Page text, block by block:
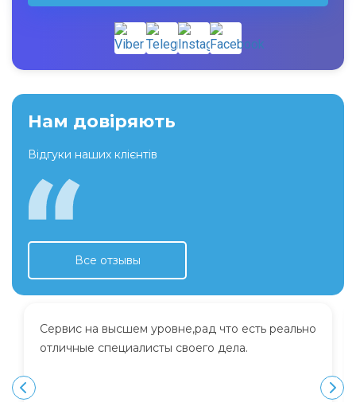
Нам довіряють
Відгуки наших клієнтів
Все отзывы
Сервис на высшем уровне,рад что есть реально
отличные специалисты своего дела.